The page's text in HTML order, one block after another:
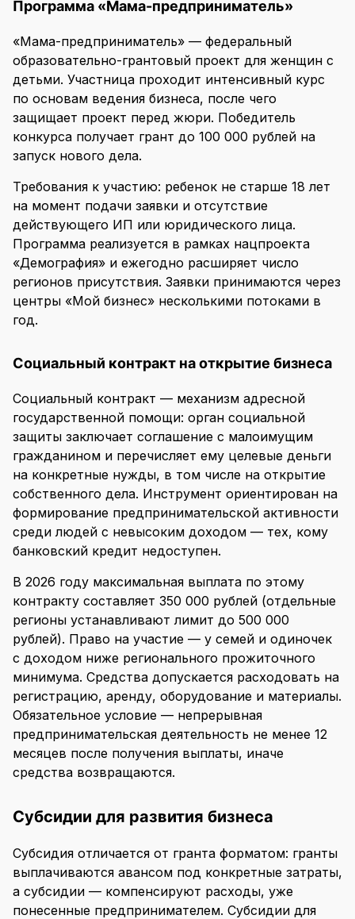
Программа «Мама-предприниматель»
«Мама-предприниматель» — федеральный
образовательно-грантовый проект для женщин с
детьми. Участница проходит интенсивный курс
по основам ведения бизнеса, после чего
защищает проект перед жюри. Победитель
конкурса получает грант до 100 000 рублей на
запуск нового дела.
Требования к участию: ребенок не старше 18 лет
на момент подачи заявки и отсутствие
действующего ИП или юридического лица.
Программа реализуется в рамках нацпроекта
«Демография» и ежегодно расширяет число
регионов присутствия. Заявки принимаются через
центры «Мой бизнес» несколькими потоками в
год.
Социальный контракт на открытие бизнеса
Социальный контракт — механизм адресной
государственной помощи: орган социальной
защиты заключает соглашение с малоимущим
гражданином и перечисляет ему целевые деньги
на конкретные нужды, в том числе на открытие
собственного дела. Инструмент ориентирован на
формирование предпринимательской активности
среди людей с невысоким доходом — тех, кому
банковский кредит недоступен.
В 2026 году максимальная выплата по этому
контракту составляет 350 000 рублей (отдельные
регионы устанавливают лимит до 500 000
рублей). Право на участие — у семей и одиночек
с доходом ниже регионального прожиточного
минимума. Средства допускается расходовать на
регистрацию, аренду, оборудование и материалы.
Обязательное условие — непрерывная
предпринимательская деятельность не менее 12
месяцев после получения выплаты, иначе
средства возвращаются.
Субсидии для развития бизнеса
Субсидия отличается от гранта форматом: гранты
выплачиваются авансом под конкретные затраты,
а субсидии — компенсируют расходы, уже
понесенные предпринимателем. Субсидии для